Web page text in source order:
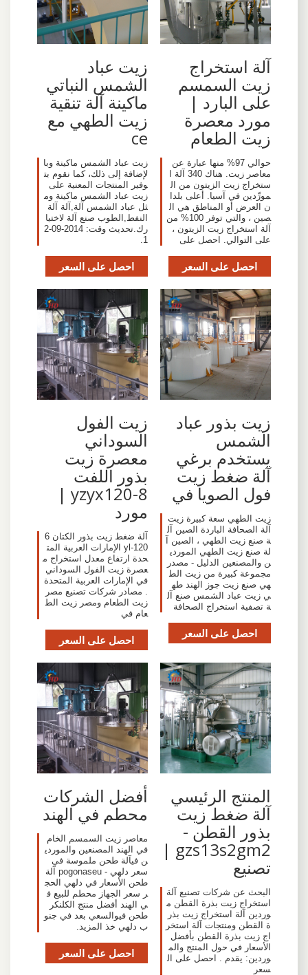
آلة استخراج
زيت السمسم
على البارد |
مورد معصرة
زيت الطعام
حوالي 97% منها عبارة عن
معاصر زيت. هناك 340 آلة ا
ستخراج زيت الزيتون من ال
مورِّدين في آسيا. أعلى بلدا
ن العرض أو المناطق هي ال
صين ، والتي توفر 100% من
آلة استخراج زيت الزيتون ،
على التوالي. احصل على
احصل على السعر
زيت عباد
الشمس النباتي
ماكينة آلة تنقية
زيت الطهي مع
ce
زيت عباد الشمس ماكينة وبا
لإضافة إلى ذلك، كما نقوم بت
وفير المنتجات المعنية على
زيت عباد الشمس ماكينة وم
ثل عباد الشمس آلة,آلة آلة
النفط,الطوب صنع آلة لاختيا
رك.تحديث وقت: 2014-09-2
1.
احصل على السعر
زيت بذور عباد
الشمس
يستخدم برغي
آلة ضغط زيت
فول الصويا في
زيت الطهي سعة كبيرة زيت
آلة الصحافة الباردة الصين آل
ة صنع زيت الطهي ، الصين آ
لة صنع زيت الطهي الموردي
ن والمصنعين الدليل - مصدر
مجموعة كبيرة من زيت الط
هي صنع زيت جوز الهند طه
ي زيت عباد الشمس صنع آل
ة تصفية استخراج الصحافة
احصل على السعر
زيت الفول
السوداني
معصرة زيت
بذور اللفت
yzyx120-8 |
مورد
آلة ضغط زيت بذور الكتان 6
yl-120 الإمارات العربية المت
حدة ارتفاع معدل استخراج م
عصرة زيت الفول السوداني
في الإمارات العربية المتحدة
. مصادر شركات تصنيع مصر
زيت الطعام ومصر زيت الط
عام في
احصل على السعر
المنتج الرئيسي
آلة ضغط زيت
بذور القطن -
gzs13s2gm2 |
تصنيع
البحث عن شركات تصنيع آلة
استخراج زيت بذرة القطن م
وردين آلة استخراج زيت بذر
ة القطن ومنتجات آلة استخر
اج زيت بذرة القطن بأفضل
الأسعار في حول المنتج والم
وردين: يقدم . احصل على ال
سعر
أفضل الشركات
محطم في الهند
معاصر زيت السمسم الخام
في الهند المصنعين والموردي
ن فيآلة طحن ملموسة في
سعر دلهي - pogonaseu آلة
طحن الأسعار في دلهي الحج
ر سعر الجهاز محطم للبيع ف
ي الهند أفضل منتج الكلنكر
طحن فيوالسعي بعد في جنو
ب دلهي خذ المزيد.
احصل على السعر